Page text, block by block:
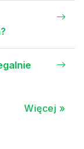
Więcej »